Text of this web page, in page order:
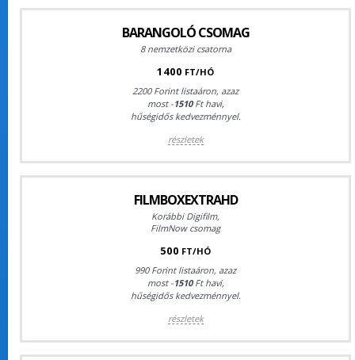
BARANGOLÓ CSOMAG
8 nemzetközi csatorna
1400 FT/HÓ
2200 Forint listaáron, azaz
most -1510Ft havi,
hűségidős kedvezménnyel.
részletek
FILMBOXEXTRAHD
Korábbi Digifilm,
FilmNow csomag
500 FT/HÓ
990 Forint listaáron, azaz
most -1510Ft havi,
hűségidős kedvezménnyel.
részletek